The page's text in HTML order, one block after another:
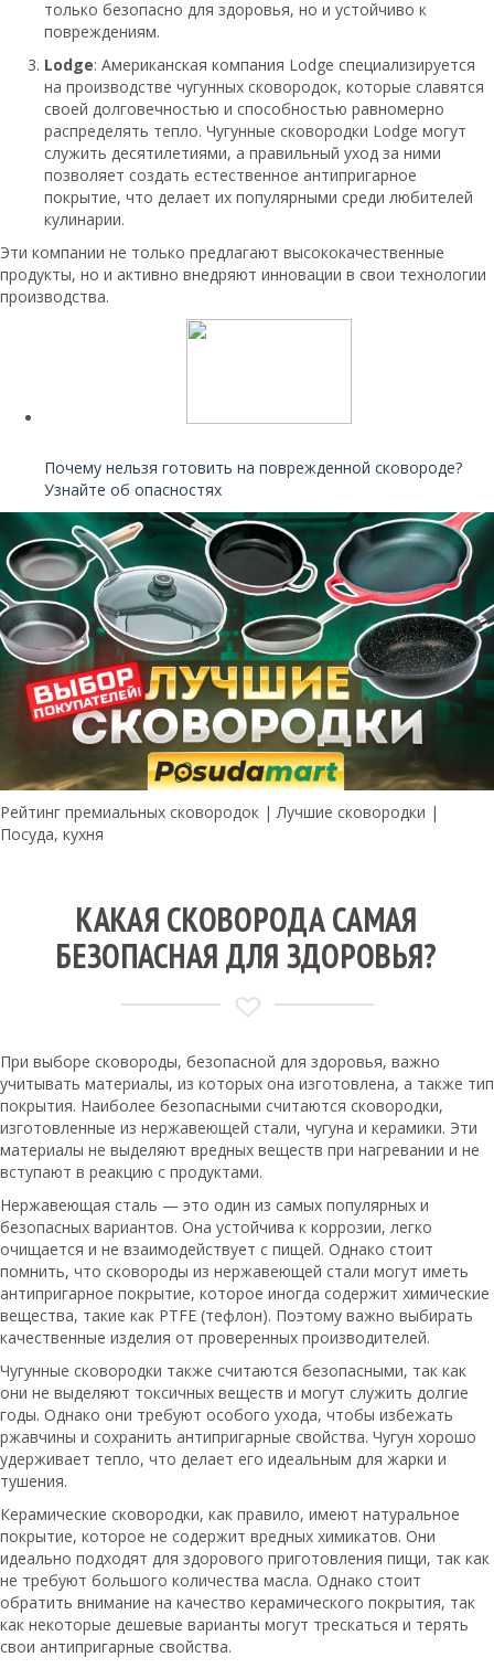
только безопасно для здоровья, но и устойчиво к
повреждениям.
Lodge: Американская компания Lodge специализируется
на производстве чугунных сковородок, которые славятся
своей долговечностью и способностью равномерно
распределять тепло. Чугунные сковородки Lodge могут
служить десятилетиями, а правильный уход за ними
позволяет создать естественное антипригарное
покрытие, что делает их популярными среди любителей
кулинарии.
Эти компании не только предлагают высококачественные
продукты, но и активно внедряют инновации в свои технологии
производства.
Почему нельзя готовить на поврежденной сковороде?
Узнайте об опасностях
Рейтинг премиальных сковородок | Лучшие сковородки |
Посуда, кухня
КАКАЯ СКОВОРОДА САМАЯ
БЕЗОПАСНАЯ ДЛЯ ЗДОРОВЬЯ?
При выборе сковороды, безопасной для здоровья, важно
учитывать материалы, из которых она изготовлена, а также тип
покрытия. Наиболее безопасными считаются сковородки,
изготовленные из нержавеющей стали, чугуна и керамики. Эти
материалы не выделяют вредных веществ при нагревании и не
вступают в реакцию с продуктами.
Нержавеющая сталь — это один из самых популярных и
безопасных вариантов. Она устойчива к коррозии, легко
очищается и не взаимодействует с пищей. Однако стоит
помнить, что сковороды из нержавеющей стали могут иметь
антипригарное покрытие, которое иногда содержит химические
вещества, такие как PTFE (тефлон). Поэтому важно выбирать
качественные изделия от проверенных производителей.
Чугунные сковородки также считаются безопасными, так как
они не выделяют токсичных веществ и могут служить долгие
годы. Однако они требуют особого ухода, чтобы избежать
ржавчины и сохранить антипригарные свойства. Чугун хорошо
удерживает тепло, что делает его идеальным для жарки и
тушения.
Керамические сковородки, как правило, имеют натуральное
покрытие, которое не содержит вредных химикатов. Они
идеально подходят для здорового приготовления пищи, так как
не требуют большого количества масла. Однако стоит
обратить внимание на качество керамического покрытия, так
как некоторые дешевые варианты могут трескаться и терять
свои антипригарные свойства.